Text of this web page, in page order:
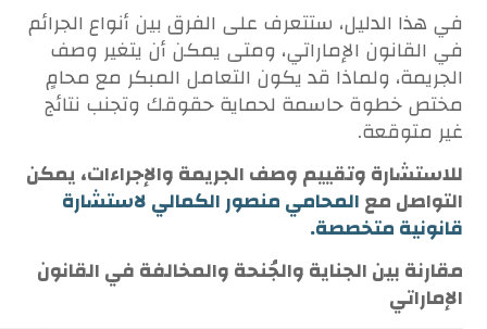
في هذا الدليل، ستتعرف على الفرق بين أنواع الجرائم
في القانون الإماراتي، ومتى يمكن أن يتغير وصف
الجريمة، ولماذا قد يكون التعامل المبكر مع محامٍ
مختص خطوة حاسمة لحماية حقوقك وتجنب نتائج
غير متوقعة.
للاستشارة وتقييم وصف الجريمة والإجراءات، يمكن
التواصل معالمحامي منصور الكمالي لاستشارة
قانونية متخصصة.
مقارنة بين الجناية والجُنحة والمخالفة في القانون
الإماراتي